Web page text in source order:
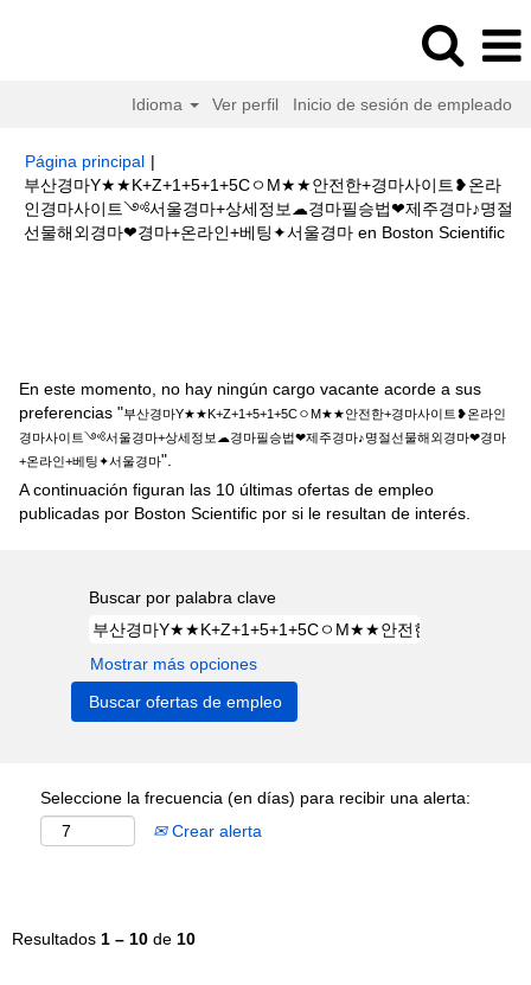
Idioma Ver perfil Inicio de sesión de empleado
Página principal |
부산경마Y★★K+Z+1+5+1+5CㅇM★★안전한+경마사이트❥온라
인경마사이트༺서울경마+상세정보☁경마필승법❤제주경마♪명절
선물해외경마❤경마+온라인+베팅✦서울경마 en Boston Scientific
En este momento, no hay ningún cargo vacante acorde a sus
preferencias "부산경마Y★★K+Z+1+5+1+5CㅇM★★안전한+경마사이트❥온라인
경마사이트༺서울경마+상세정보☁경마필승법❤제주경마♪명절선물해외경마❤경마
+온라인+베팅✦서울경마".
A continuación figuran las 10 últimas ofertas de empleo
publicadas por Boston Scientific por si le resultan de interés.
Buscar por palabra clave
Mostrar más opciones
Seleccione la frecuencia (en días) para recibir una alerta:
Crear alerta
Resultados 1 – 10 de 10